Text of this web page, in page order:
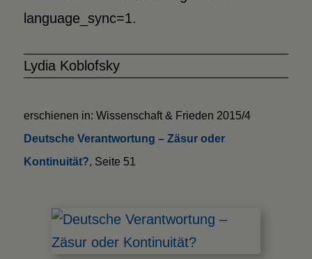
language_sync=1.
Lydia Koblofsky
erschienen in: Wissenschaft & Frieden 2015/4
Deutsche Verantwortung – Zäsur oder
Kontinuität?, Seite 51